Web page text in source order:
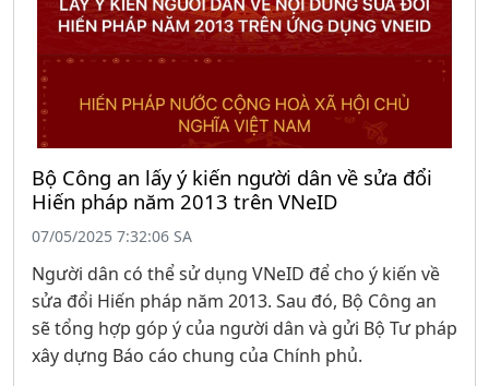
Bộ Công an lấy ý kiến người dân về sửa đổi
Hiến pháp năm 2013 trên VNeID
07/05/2025 7:32:06 SA
Người dân có thể sử dụng VNeID để cho ý kiến về
sửa đổi Hiến pháp năm 2013. Sau đó, Bộ Công an
sẽ tổng hợp góp ý của người dân và gửi Bộ Tư pháp
xây dựng Báo cáo chung của Chính phủ.